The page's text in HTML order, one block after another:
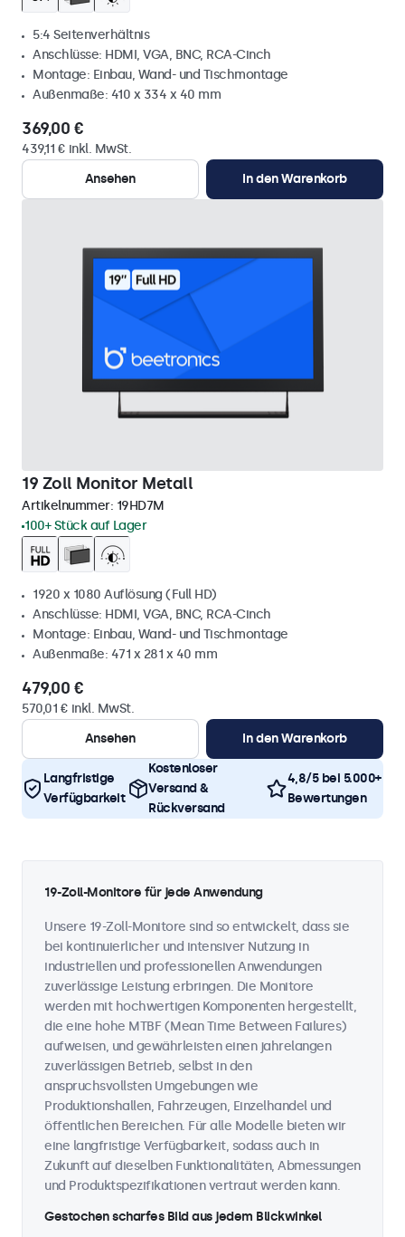
5:4 Seitenverhältnis
Anschlüsse: HDMI, VGA, BNC, RCA-Cinch
Montage: Einbau, Wand- und Tischmontage
Außenmaße: 410 x 334 x 40 mm
369,00 €
439,11 € inkl. MwSt.
Ansehen
In den Warenkorb
19 Zoll Monitor Metall
Artikelnummer: 19HD7M
100+ Stück auf Lager
1920 x 1080 Auflösung (Full HD)
Anschlüsse: HDMI, VGA, BNC, RCA-Cinch
Montage: Einbau, Wand- und Tischmontage
Außenmaße: 471 x 281 x 40 mm
479,00 €
570,01 € inkl. MwSt.
Ansehen
In den Warenkorb
Langfristige
Verfügbarkeit
Kostenloser
Versand &
Rückversand
4,8/5 bei 5.000+
Bewertungen
19-Zoll-Monitore für jede Anwendung
Unsere 19-Zoll-Monitore sind so entwickelt, dass sie
bei kontinuierlicher und intensiver Nutzung in
industriellen und professionellen Anwendungen
zuverlässige Leistung erbringen. Die Monitore
werden mit hochwertigen Komponenten hergestellt,
die eine hohe MTBF (Mean Time Between Failures)
aufweisen, und gewährleisten einen jahrelangen
zuverlässigen Betrieb, selbst in den
anspruchsvollsten Umgebungen wie
Produktionshallen, Fahrzeugen, Einzelhandel und
öffentlichen Bereichen. Für alle Modelle bieten wir
eine langfristige Verfügbarkeit, sodass auch in
Zukunft auf dieselben Funktionalitäten, Abmessungen
und Produktspezifikationen vertraut werden kann.
Gestochen scharfes Bild aus jedem Blickwinkel